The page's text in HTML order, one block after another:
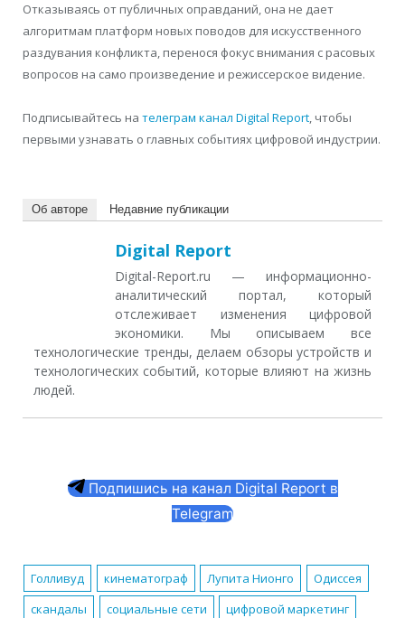
Отказываясь от публичных оправданий, она не дает
алгоритмам платформ новых поводов для искусственного
раздувания конфликта, перенося фокус внимания с расовых
вопросов на само произведение и режиссерское видение.
Подписывайтесь на телеграм канал Digital Report, чтобы
первыми узнавать о главных событиях цифровой индустрии.
Об авторе Недавние публикации
Digital Report
Digital-Report.ru — информационно-
аналитический портал, который
отслеживает изменения цифровой
экономики. Мы описываем все
технологические тренды, делаем обзоры устройств и
технологических событий, которые влияют на жизнь
людей.
Подпишись на канал Digital Report в
Telegram
Голливуд кинематограф Лупита Нионго
Одиссея
скандалы
социальные сети цифровой маркетинг